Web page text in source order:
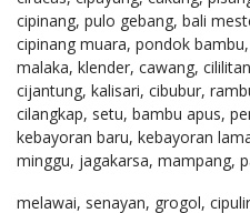
cipinang, pulo gebang, bali
cipinang muara, pondok
malaka, klender, cawang,
cijantung, kalisari, cibubur,
cilangkap, setu, bambu apus,
kebayoran baru, kebayoran
minggu, jagakarsa, mampang,
melawai, senayan, grogol,